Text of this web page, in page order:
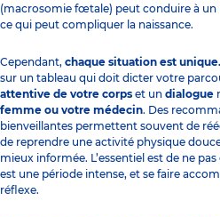
(macrosomie fœtale) peut conduire à un
ce qui peut compliquer la naissance.
Cependant, chaque situation est unique.
sur un tableau qui doit dicter votre
attentive de votre corps et un dialogue
femme ou votre médecin. Des
bienveillantes permettent souvent de
de reprendre une activité physique
mieux informée. L’essentiel est de ne
est une période intense, et se faire
réflexe.